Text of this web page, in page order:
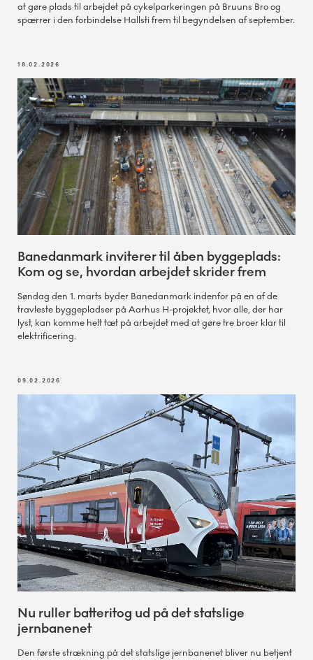
at gøre plads til arbejdet på cykelparkeringen på Bruuns Bro og
spærrer i den forbindelse Hallsti frem til begyndelsen af september.
18.02.2026
Banedanmark inviterer til åben byggeplads:
Kom og se, hvordan arbejdet skrider frem
Søndag den 1. marts byder Banedanmark indenfor på en af de
travleste byggepladser på Aarhus H-projektet, hvor alle, der har
lyst, kan komme helt tæt på arbejdet med at gøre tre broer klar til
elektrificering.
09.02.2026
Nu ruller batteritog ud på det statslige
jernbanenet
Den første strækning på det statslige jernbanenet bliver nu betjent